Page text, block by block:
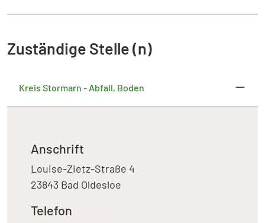
Zuständige Stelle (n)
Kreis Stormarn - Abfall, Boden
Anschrift
Louise-Zietz-Straße 4
23843 Bad Oldesloe
Telefon